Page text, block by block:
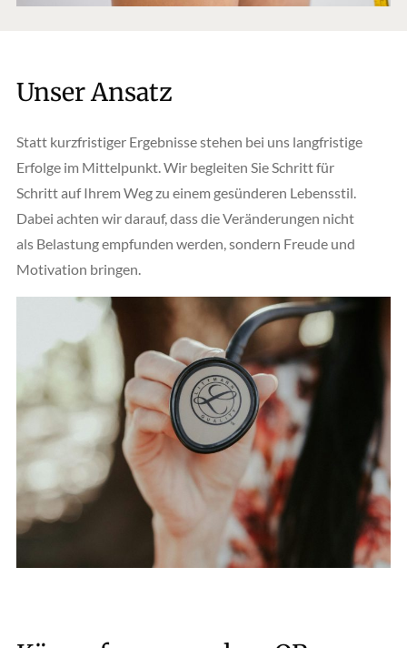
Unser Ansatz
Statt kurzfristiger Ergebnisse stehen bei uns langfristige
Erfolge im Mittelpunkt. Wir begleiten Sie Schritt für
Schritt auf Ihrem Weg zu einem gesünderen Lebensstil.
Dabei achten wir darauf, dass die Veränderungen nicht
als Belastung empfunden werden, sondern Freude und
Motivation bringen.